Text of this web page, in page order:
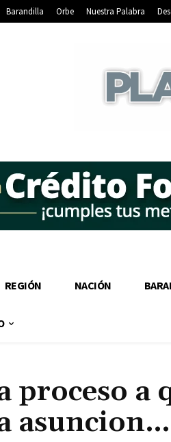
Barandilla Orbe Nuestra Palabra
REGIÓN NACIÓN
proceso a
asuncion…